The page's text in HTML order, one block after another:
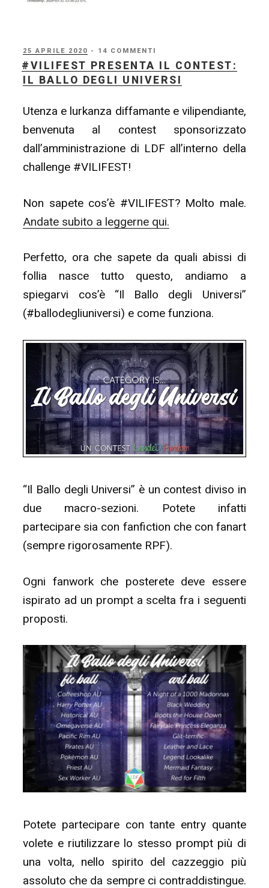
PUBBLICATO
IL
25 APRILE 2020 - 14 COMMENTI
#VILIFEST PRESENTA IL CONTEST:
IL BALLO DEGLI UNIVERSI
Utenza e lurkanza diffamante e vilipendiante,
benvenuta al contest sponsorizzato
dall’amministrazione di LDF all’interno della
challenge #VILIFEST!
Non sapete cos’è #VILIFEST? Molto male.
Andate subito a leggerne qui.
Perfetto, ora che sapete da quali abissi di
follia nasce tutto questo, andiamo a
spiegarvi cos’è “Il Ballo degli Universi”
(#ballodegliuniversi) e come funziona.
“Il Ballo degli Universi” è un contest diviso in
due macro-sezioni. Potete infatti
partecipare sia con fanfiction che con fanart
(sempre rigorosamente RPF).
Ogni fanwork che posterete deve essere
ispirato ad un prompt a scelta fra i seguenti
proposti.
Potete partecipare con tante entry quante
volete e riutilizzare lo stesso prompt più di
una volta, nello spirito del cazzeggio più
assoluto che da sempre ci contraddistingue.